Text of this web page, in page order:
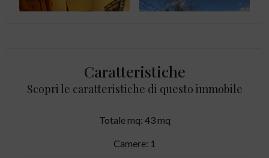
Caratteristiche
Scopri le caratteristiche di questo immobile
Totale mq: 43 mq
Camere: 1